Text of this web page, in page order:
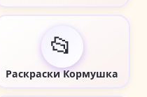
📂
Раскраски Кормушка